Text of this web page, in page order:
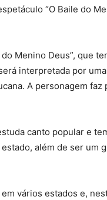
“O Baile do
Menino Deus”, que
interpretada por
A personagem
canto popular e
além de ser um
vários estados e,